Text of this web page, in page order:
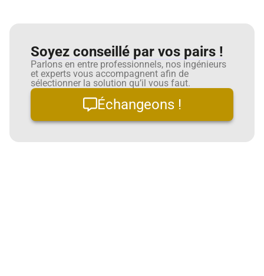
Soyez conseillé par vos pairs !
Parlons en entre professionnels, nos ingénieurs
et experts vous accompagnent afin de
sélectionner la solution qu’il vous faut.
Échangeons !